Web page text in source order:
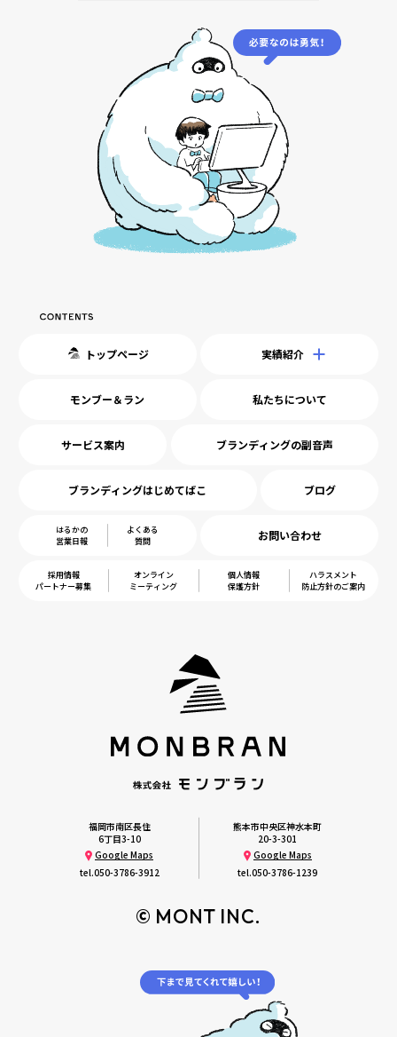
トップページ 実績紹介
モンブー＆ラン 私たちについて
サービス案内 ブランディングの副音声
ブランディングはじめてばこ ブログ
はるかの
営業日報
よくある
質問
お問い合わせ
採用情報
パートナー募集
オンライン
ミーティング
個人情報
保護方針
ハラスメント
防止方針のご案内
福岡市南区長住
6丁目3-10
Google Maps
tel.050-3786-3912
熊本市中央区神水本町
20-3-301
Google Maps
tel.050-3786-1239
© MONT INC.